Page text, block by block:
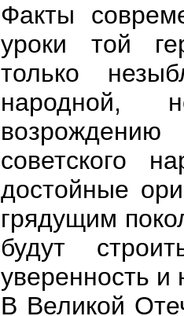
Факты
уроки той
только
народной,
советского
достойные
грядущим
будут
уверенность
В Великой